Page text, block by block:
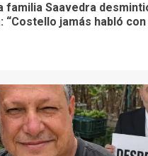
familia Saavedra
“Costello jamás habló con